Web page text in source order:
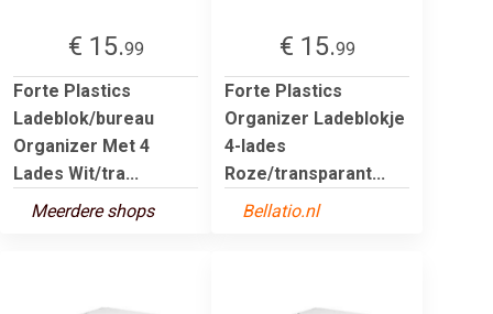
€ 15.99
Forte Plastics
Ladeblok/bureau
Organizer Met 4
Lades Wit/tra...
Meerdere shops
€ 15.99
Forte Plastics
Organizer Ladeblokje
4-lades
Roze/transparant...
Bellatio.nl